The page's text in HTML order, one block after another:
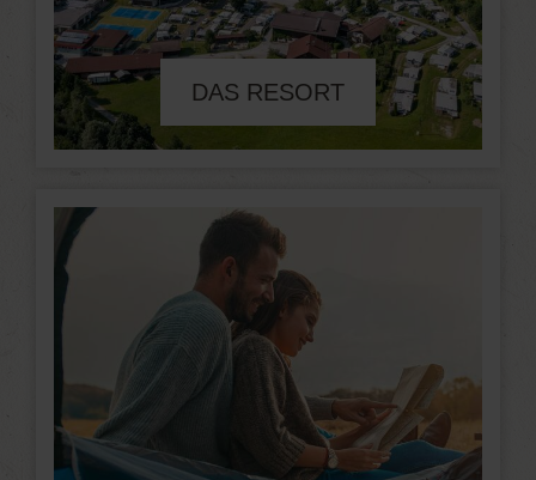
DAS RESORT